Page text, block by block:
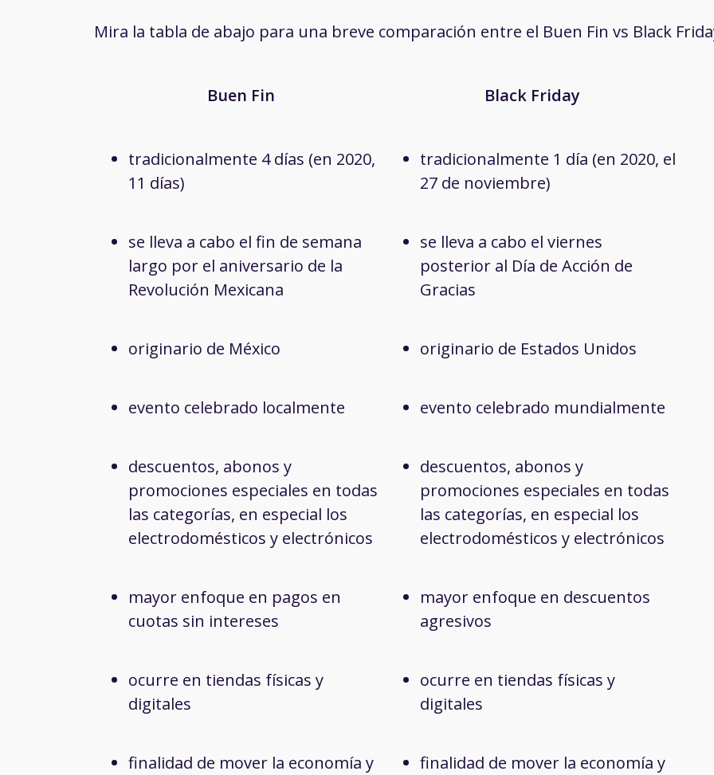
Mira la tabla de abajo para una breve comparación entre el Buen Fin vs Black
Buen Fin Black Friday
tradicionalmente 4 días (en 2020,
11 días)
tradicionalmente 1 día (en 2020, el
27 de noviembre)
se lleva a cabo el fin de semana
largo por el aniversario de la
Revolución Mexicana
se lleva a cabo el viernes
posterior al Día de Acción de
Gracias
originario de México originario de Estados Unidos
evento celebrado localmente evento celebrado mundialmente
descuentos, abonos y
promociones especiales en todas
las categorías, en especial los
electrodomésticos y electrónicos
descuentos, abonos y
promociones especiales en todas
las categorías, en especial los
electrodomésticos y electrónicos
mayor enfoque en pagos en
cuotas sin intereses
mayor enfoque en descuentos
agresivos
ocurre en tiendas físicas y
digitales
ocurre en tiendas físicas y
digitales
finalidad de mover la economía y
finalidad de mover la economía y